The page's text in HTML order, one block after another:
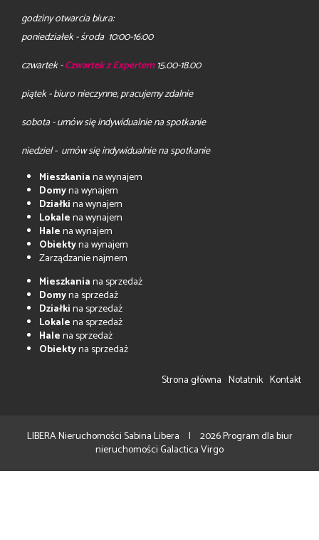
godziny otwarcia biura:
poniedziałek - środa 10:00-16:00
czwartek -Czwartek z Expertem15.00-18.00
piątek - biuro nieczynne, pracujemy zdalnie
sobota - umów się indywidualnie na spotkanie
niedziel - umów się indywidualnie na spotkanie
Mieszkaniana wynajem
Domyna wynajem
Działkina wynajem
Lokalena wynajem
Halena wynajem
Obiektyna wynajem
Zarządzanie najmem
Mieszkaniana sprzedaż
Domyna sprzedaż
Działkina sprzedaż
Lokalena sprzedaż
Halena sprzedaż
Obiektyna sprzedaż
Strona główna Notatnik Kontakt
LIBERA Nieruchomości Sabina Libera 2026Program dla biur
nieruchomości Galactica Virgo